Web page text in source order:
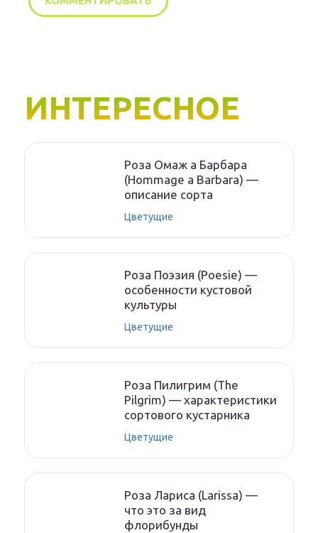
ИНТЕРЕСНОЕ
Роза Омаж а Барбара
(Hommage a Barbara) —
описание сорта
Цветущие
Роза Поэзия (Poesie) —
особенности кустовой
культуры
Цветущие
Роза Пилигрим (The
Pilgrim) — характеристики
сортового кустарника
Цветущие
Роза Лариса (Larissa) —
что это за вид
флорибунды